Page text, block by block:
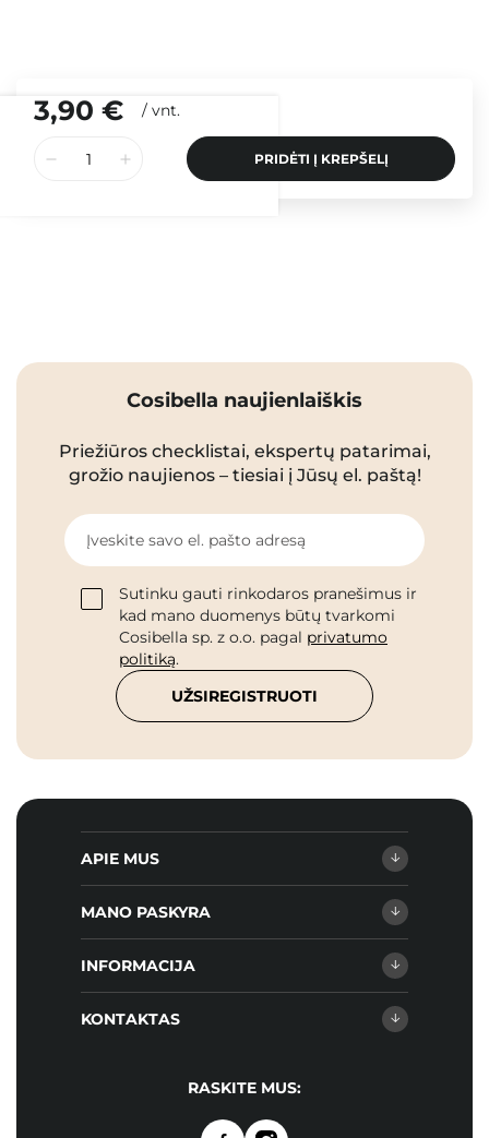
3,90 € / vnt.
PRIDĖTI Į KREPŠELĮ
Cosibella naujienlaiškis
Priežiūros checklistai, ekspertų patarimai,
grožio naujienos – tiesiai į Jūsų el. paštą!
Įveskite savo el. pašto adresą
Sutinku gauti rinkodaros pranešimus ir
kad mano duomenys būtų tvarkomi
Cosibella sp. z o.o. pagal privatumo
politiką.
UŽSIREGISTRUOTI
APIE MUS
MANO PASKYRA
INFORMACIJA
KONTAKTAS
RASKITE MUS: